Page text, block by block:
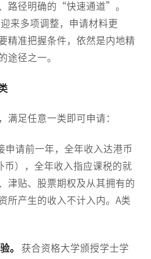
路径明确的“快速通道”。
来多项调整，申请材料更
精准把握条件，依然是内地精
途径之一。
满足任意一类即可申请：
申请前一年，全年收入达港币
币），全年收入指应课税的就
津贴、股票期权及从其拥有的
所产生的收入不计入内。A类
。
获合资格大学颁授学士学